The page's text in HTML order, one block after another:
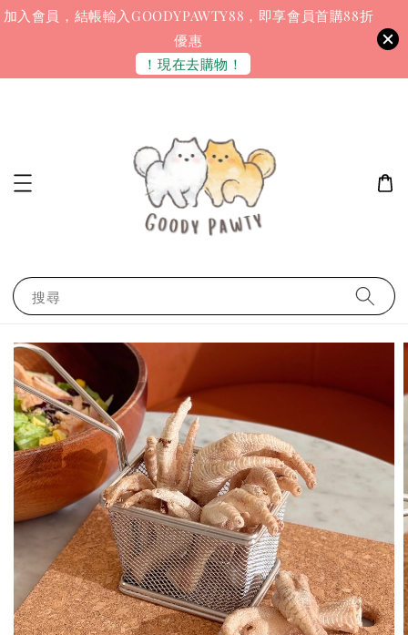
加入會員，結帳輸入GOODYPAWTY88，即享會員首購88折
優惠
！現在去購物！
搜尋